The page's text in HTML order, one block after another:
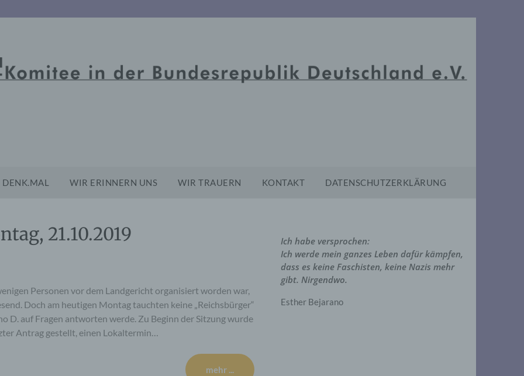
DENK.MAL WIR ERINNERN UNS WIR TRAUERN KONTAKT DATENSCHUTZERKLÄRUNG
21.10.2019
Personen vor dem Landgericht organisiert worden war,
Doch am heutigen Montag tauchten keine „Reichsbürger“
D. auf Fragen antworten werde. Zu Beginn der Sitzung wurde
Antrag gestellt, einen Lokaltermin…
mehr ...
Ich habe versprochen:
Ich werde mein ganzes Leben dafür kämpfen,
dass es keine Faschisten, keine Nazis mehr
gibt. Nirgendwo.
Esther Bejarano